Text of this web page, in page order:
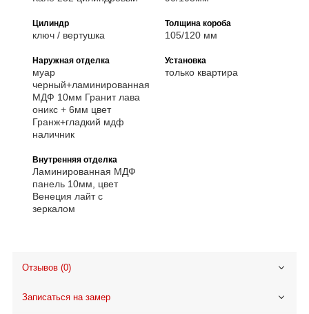
Цилиндр
ключ / вертушка
Наружная отделка
муар
черный+ламинированная
МДФ 10мм Гранит лава
оникс + 6мм цвет
Гранж+гладкий мдф
наличник
Внутренняя отделка
Ламинированная МДФ
панель 10мм, цвет
Венеция лайт с
зеркалом
Толщина короба
105/120 мм
Установка
только квартира
Отзывов (0)
Записаться на замер